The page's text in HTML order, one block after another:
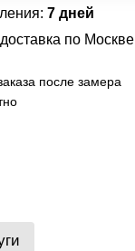
7 дней
по Москве
после замера